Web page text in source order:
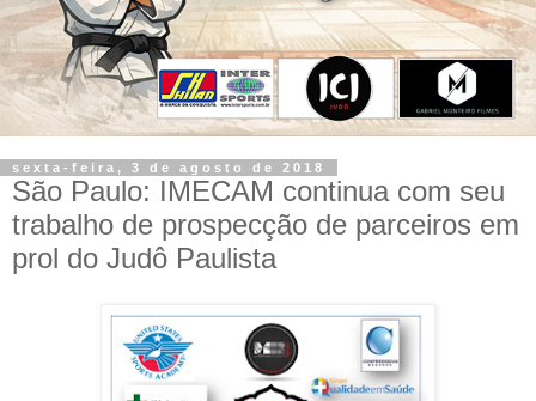
sexta-feira, 3 de agosto de 2018
São Paulo: IMECAM continua com seu
trabalho de prospecção de parceiros em
prol do Judô Paulista